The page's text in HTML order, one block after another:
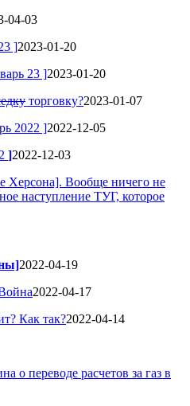
04-03
]2023-01-20
23 ]2023-01-20
торговку?2023-01-07
2022 ]2022-12-05
]2022-12-03
Херсона]. Вообще ничего не
наступление ТУГ, которое
2022-04-19
2022-04-17
Как так?2022-04-14
о переводе расчетов за газ в